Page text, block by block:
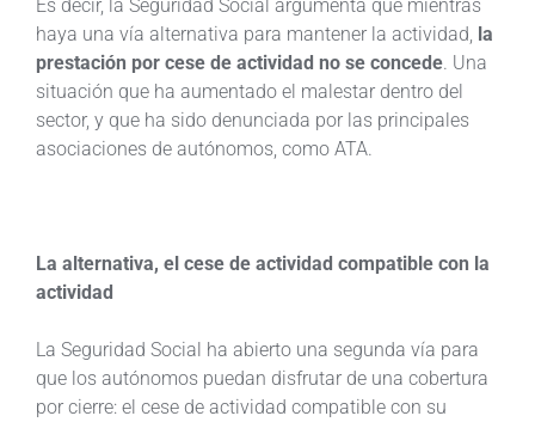
Es decir, la Seguridad Social argumenta que mientras
haya una vía alternativa para mantener la actividad, la
prestación por cese de actividad no se concede. Una
situación que ha aumentado el malestar dentro del
sector, y que ha sido denunciada por las principales
asociaciones de autónomos, como ATA.
La alternativa, el cese de actividad compatible con la
actividad
La Seguridad Social ha abierto una segunda vía para
que los autónomos puedan disfrutar de una cobertura
por cierre: el cese de actividad compatible con su